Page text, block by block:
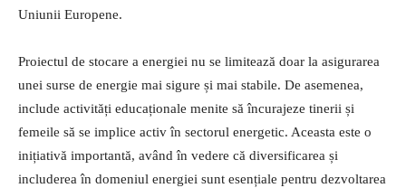
Uniunii Europene.
Proiectul de stocare a energiei nu se limitează doar la asigurarea
unei surse de energie mai sigure și mai stabile. De asemenea,
include activități educaționale menite să încurajeze tinerii și
femeile să se implice activ în sectorul energetic. Aceasta este o
inițiativă importantă, având în vedere că diversificarea și
includerea în domeniul energiei sunt esențiale pentru dezvoltarea